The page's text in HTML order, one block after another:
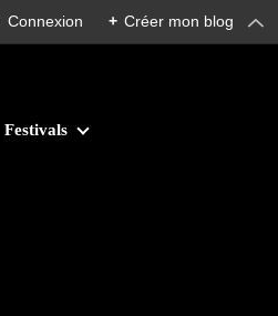
Connexion + Créer mon blog
Festivals